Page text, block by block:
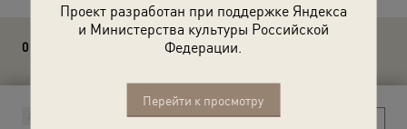
Проект разработан при поддержке Яндекса
и Министерства культуры Российской
Федерации.
Перейти к просмотру
0 комментариев